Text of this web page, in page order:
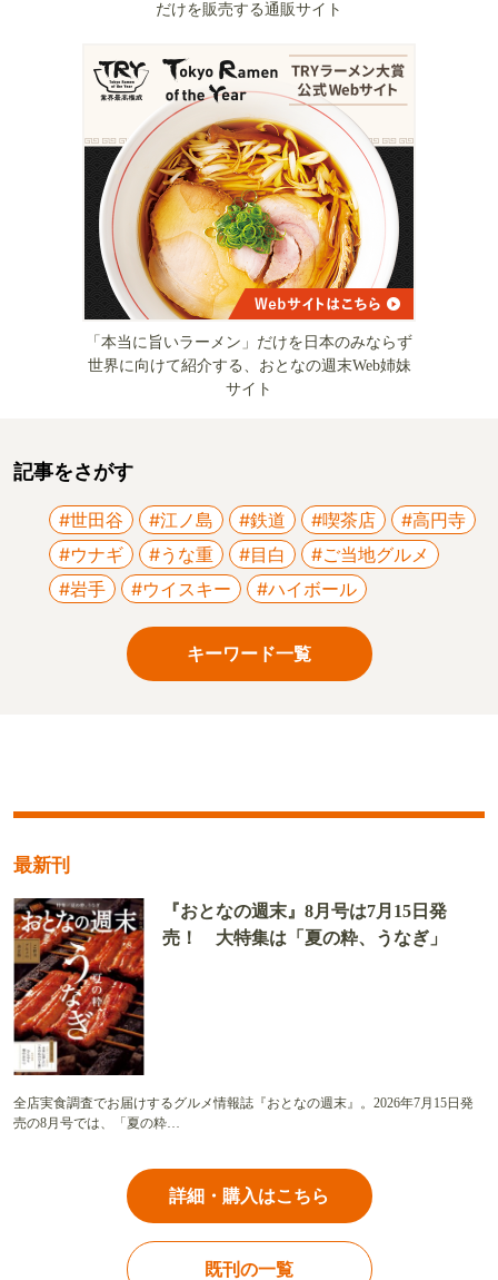
だけを販売する通販サイト
「本当に旨いラーメン」だけを日本のみならず
世界に向けて紹介する、おとなの週末Web姉妹
サイト
記事をさがす
#世田谷 #江ノ島 #鉄道 #喫茶店
#高円寺
#ウナギ
#うな重 #目白
#ご当地グルメ
#岩手
#ウイスキー #ハイボール
キーワード一覧
最新刊
『おとなの週末』8月号は7月15日発
売！ 大特集は「夏の粋、うなぎ」
全店実食調査でお届けするグルメ情報誌『おとなの週末』。2026年7月15日発
売の8月号では、「夏の粋…
詳細・購入はこちら
既刊の一覧